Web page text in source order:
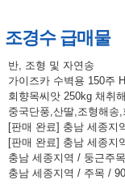
조경수 급매물
반, 조형 및 자연송
가이즈카 수벽용 150주
회향목씨앗 250kg 채취
중국단풍,산딸,조형해송
[판매 완료] 충남 세종지
[판매 완료] 충남 세종지
충남 세종지역 / 둥근주
충남 세종지역 / 주목 /